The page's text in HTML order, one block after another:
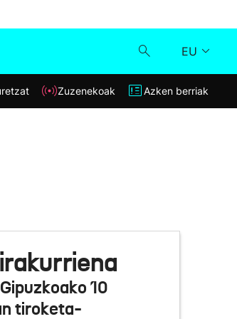
EU
Klisk
Azken berriak
Zuzenekoak Azken berriak
10
tiroketa-